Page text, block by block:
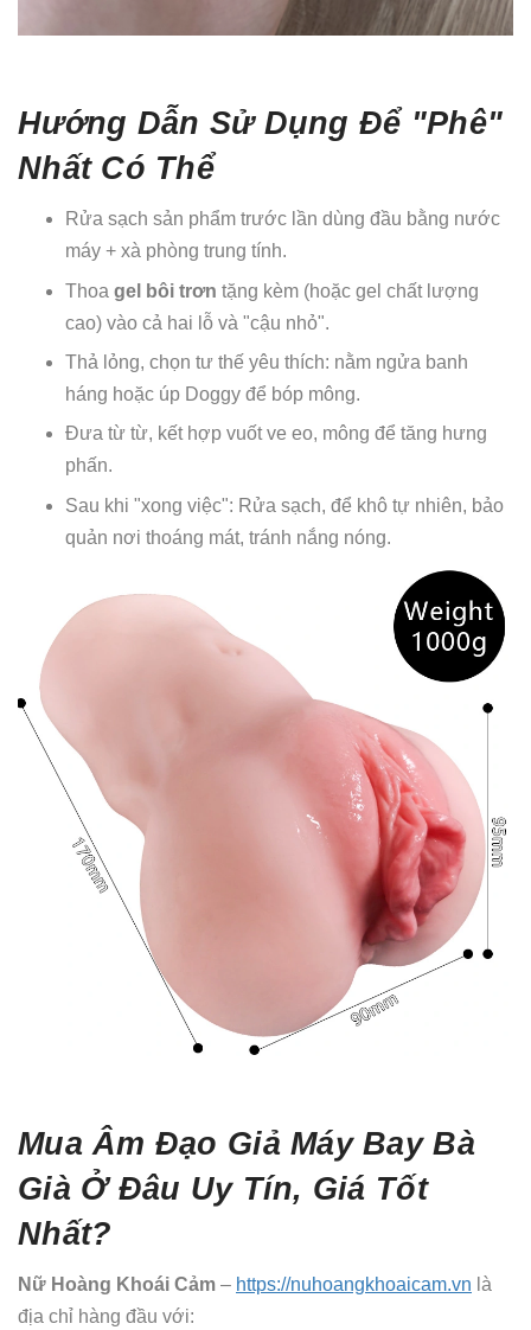
Hướng Dẫn Sử Dụng Để "Phê"
Nhất Có Thể
Rửa sạch sản phẩm trước lần dùng đầu bằng nước
máy + xà phòng trung tính.
Thoa gel bôi trơn tặng kèm (hoặc gel chất lượng
cao) vào cả hai lỗ và "cậu nhỏ".
Thả lỏng, chọn tư thế yêu thích: nằm ngửa banh
háng hoặc úp Doggy để bóp mông.
Đưa từ từ, kết hợp vuốt ve eo, mông để tăng hưng
phấn.
Sau khi "xong việc": Rửa sạch, để khô tự nhiên, bảo
quản nơi thoáng mát, tránh nắng nóng.
Mua Âm Đạo Giả Máy Bay Bà
Già Ở Đâu Uy Tín, Giá Tốt
Nhất?
Nữ Hoàng Khoái Cảm – https://nuhoangkhoaicam.vn là
địa chỉ hàng đầu với: